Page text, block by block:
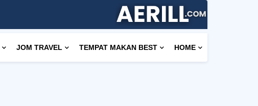
HOME
TEMPAT MAKAN BEST
JOM TRAVEL